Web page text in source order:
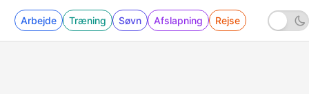
Arbejde Træning Søvn Afslapning Rejse